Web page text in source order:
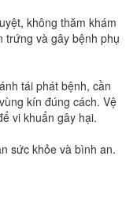
không thăm khám
trứng và gây bệnh phụ
tái phát bệnh, cần
kín đúng cách. Vệ
vi khuẩn gây hại.
sức khỏe và bình an.